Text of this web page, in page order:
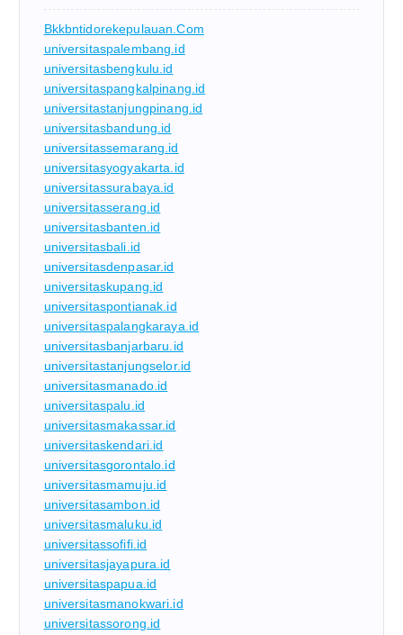
Bkkbntidorekepulauan.com
universitaspalembang.id
universitasbengkulu.id
universitaspangkalpinang.id
universitastanjungpinang.id
universitasbandung.id
universitassemarang.id
universitasyogyakarta.id
universitassurabaya.id
universitasserang.id
universitasbanten.id
universitasbali.id
universitasdenpasar.id
universitaskupang.id
universitaspontianak.id
universitaspalangkaraya.id
universitasbanjarbaru.id
universitastanjungselor.id
universitasmanado.id
universitaspalu.id
universitasmakassar.id
universitaskendari.id
universitasgorontalo.id
universitasmamuju.id
universitasambon.id
universitasmaluku.id
universitassofifi.id
universitasjayapura.id
universitaspapua.id
universitasmanokwari.id
universitassorong.id